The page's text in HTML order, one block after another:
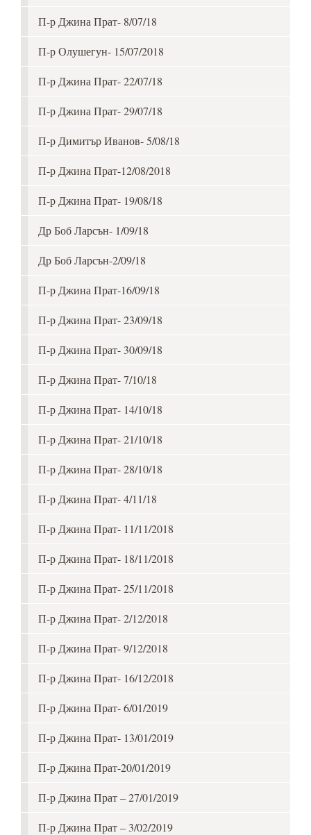
П-р Джина Прат- 8/07/18
П-р Олушегун- 15/07/2018
П-р Джина Прат- 22/07/18
П-р Джина Прат- 29/07/18
П-р Димитър Иванов- 5/08/18
П-р Джина Прат-12/08/2018
П-р Джина Прат- 19/08/18
Др Боб Ларсън- 1/09/18
Др Боб Ларсън-2/09/18
П-р Джина Прат-16/09/18
П-р Джина Прат- 23/09/18
П-р Джина Прат- 30/09/18
П-р Джина Прат- 7/10/18
П-р Джина Прат- 14/10/18
П-р Джина Прат- 21/10/18
П-р Джина Прат- 28/10/18
П-р Джина Прат- 4/11/18
П-р Джина Прат- 11/11/2018
П-р Джина Прат- 18/11/2018
П-р Джина Прат- 25/11/2018
П-р Джина Прат- 2/12/2018
П-р Джина Прат- 9/12/2018
П-р Джина Прат- 16/12/2018
П-р Джина Прат- 6/01/2019
П-р Джина Прат- 13/01/2019
П-р Джина Прат-20/01/2019
П-р Джина Прат – 27/01/2019
П-р Джина Прат – 3/02/2019